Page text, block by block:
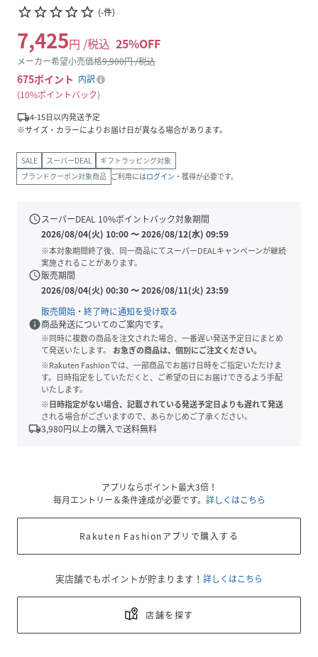
star_borderstar_borderstar_borderstar_borderstar_border (-件)
7,425円 /税込 25%OFF
メーカー希望小売価格9,900円 /税込
675ポイント 内訳
10%ポイントバック
local_shipping4-15日以内発送予定
※サイズ・カラーによりお届け日が異なる場合があります。
SALE スーパーDEAL
ギフトラッピング対象
ブランドクーポン対象商品 ご利用にはログイン ・獲得が必要です。
scheduleスーパーDEAL 10%ポイントバック対象期間
2026/08/04(火) 10:00〜2026/08/12(水) 09:59
※本対象期間終了後、同一商品にてスーパーDEALキャンペーンが継続
実施されることがあります。
schedule販売期間
2026/08/04(火) 00:30〜2026/08/11(火) 23:59
販売開始・終了時に通知を受け取る
info商品発送についてのご案内です。
※同時に複数の商品を注文された場合、一番遅い発送予定日にまとめ
て発送いたします。
お急ぎの商品は、個別にご注文ください。
※Rakuten Fashionでは、一部商品でお届け日時をご指定いただけま
す。日時指定をしていただくと、ご希望の日にお届けできるよう手配
いたします。
※日時指定がない場合、記載されている発送予定日よりも遅れて発送
される場合がございますので、あらかじめご了承ください。
local_shipping3,980円以上の購入で送料無料
アプリならポイント最大3倍！
毎月エントリー＆条件達成が必要です。 詳しくはこちら
Rakuten Fashionアプリで購入する
実店舗でもポイントが貯まります！ 詳しくはこちら
店舗を探す